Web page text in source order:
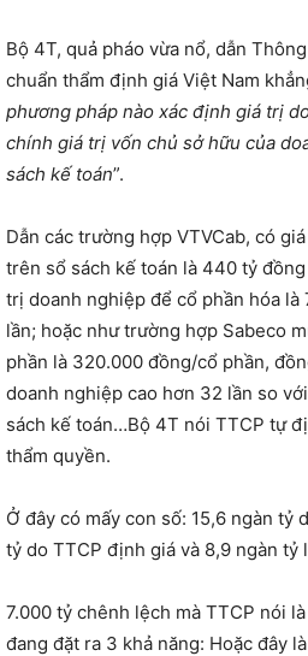
Bộ 4T, quả pháo vừa nổ, dẫn
chuẩn thẩm định giá Việt Nam
phương pháp nào xác định giá trị
chính giá trị vốn chủ sở hữu của
sách kế toán”.
Dẫn các trường hợp VTVCab, có
trên sổ sách kế toán là 440 tỷ
trị doanh nghiệp để cổ phần hóa là
lần; hoặc như trường hợp Sabeco
phần là 320.000 đồng/cổ phần,
doanh nghiệp cao hơn 32 lần so
sách kế toán…Bộ 4T nói TTCP tự
thẩm quyền.
Ở đây có mấy con số: 15,6 ngàn tỷ
tỷ do TTCP định giá và 8,9 ngàn tỷ
7.000 tỷ chênh lệch mà TTCP nói
đang đặt ra 3 khả năng: Hoặc đây